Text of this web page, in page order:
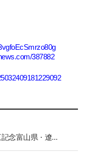
387882
[日本 富山県 - 中国 遼寧省] 「松村謙三記念富山県・遼寧省友好奨学金交付式」 開催